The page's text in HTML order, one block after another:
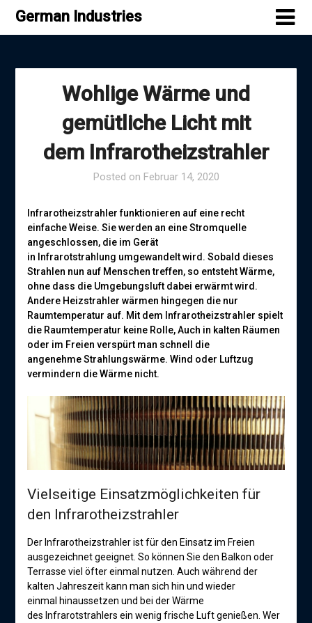
SkipGerman Industries
Wohlige Wärme und
gemütliche Licht mit
dem Infrarotheizstrahler
Posted on Februar 14, 2020
Infrarotheizstrahler funktionieren auf eine recht
einfache Weise. Sie werden an eine Stromquelle
angeschlossen, die im Gerät
in Infrarotstrahlung umgewandelt wird. Sobald dieses
Strahlen nun auf Menschen treffen, so entsteht Wärme,
ohne dass die Umgebungsluft dabei erwärmt wird.
Andere Heizstrahler wärmen hingegen die nur
Raumtemperatur auf. Mit dem Infrarotheizstrahler spielt
die Raumtemperatur keine Rolle, Auch in kalten Räumen
oder im Freien verspürt man schnell die
angenehme Strahlungswärme. Wind oder Luftzug
vermindern die Wärme nicht.
Vielseitige Einsatzmöglichkeiten für
den Infrarotheizstrahler
Der Infrarotheizstrahler ist für den Einsatz im Freien
ausgezeichnet geeignet. So können Sie den Balkon oder
Terrasse viel öfter einmal nutzen. Auch während der
kalten Jahreszeit kann man sich hin und wieder
einmal hinaussetzen und bei der Wärme
des Infrarotstrahlers ein wenig frische Luft genießen. Wer